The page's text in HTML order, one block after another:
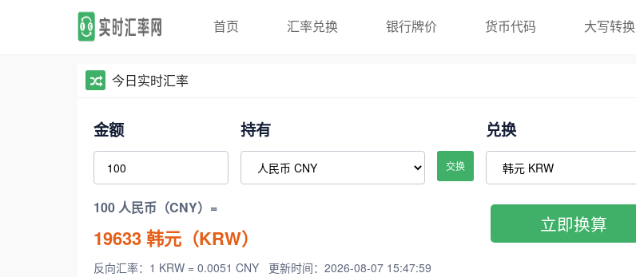
首页 汇率兑换 银行牌价 货币代码 大写转换
今日实时汇率
金额 持有
交换
兑换
100 人民币（CNY）=
19633韩元（KRW）
反向汇率：1 KRW = 0.0051 CNY 更新时间：2026-08-07 15:47:59
立即换算